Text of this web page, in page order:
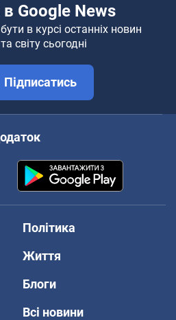
в Google News
в курсі останніх новин
світу сьогодні
Підписатись
Політика
Життя
Блоги
Всі новини